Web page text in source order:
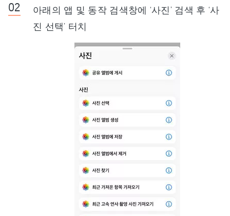
아래의 앱 및 동작 검색창에 ‘사진’ 검색 후 ‘사
진 선택’ 터치